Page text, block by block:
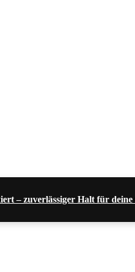
– zuverlässiger Halt für